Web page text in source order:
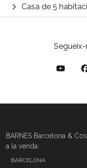
Casa de 5
BARNES Barcelona &
a la venda:
BARCELONA